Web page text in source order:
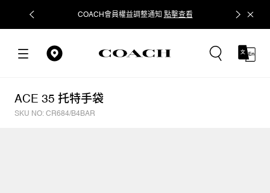
COACH會員權益調整通知 點擊查看 立即追蹤
ACE 35 托特手袋
SKU NO: CR684/B4BAR